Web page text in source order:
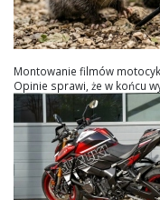
Montowanie filmów
Opinie sprawi, że w końcu